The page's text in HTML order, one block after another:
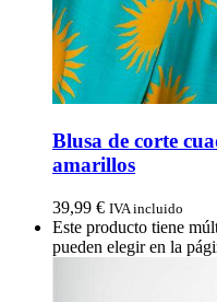
Blusa de corte
amarillos
39,99 € IVA incluido
Este producto tiene
pueden elegir en la